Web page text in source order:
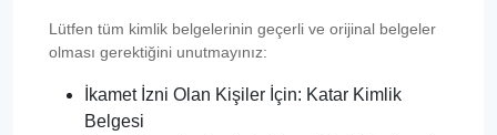
Lütfen tüm kimlik belgelerinin geçerli ve orijinal belgeler
olması gerektiğini unutmayınız:
İkamet İzni Olan Kişiler İçin: Katar Kimlik
Belgesi